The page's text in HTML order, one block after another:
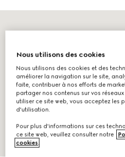
Nous utilisons des cookies
Nous utilisons des cookies et des
améliorer la navigation sur le site,
faite, contribuer à nos efforts de
partager nos contenus sur vos
utiliser ce site web, vous acceptez les
d'utilisation.
Pour plus d'informations sur ces
ce site web, veuillez consulter notre
cookies.